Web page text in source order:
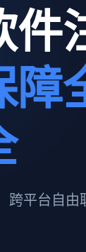
件
障
跨平台自